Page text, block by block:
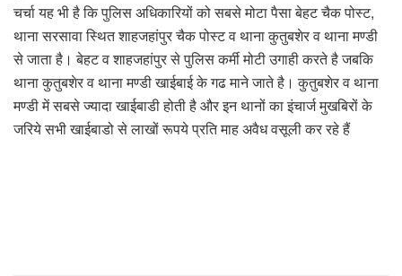
चर्चा यह भी है कि पुलिस अधिकारियों को सबसे मोटा पैसा बेहट चैक पोस्ट,
थाना सरसावा स्थित शाहजहांपुर चैक पोस्ट व थाना कुतुबशेर व थाना मण्डी
से जाता है। बेहट व शाहजहांपुर से पुलिस कर्मी मोटी उगाही करते है जबकि
थाना कुतुबशेर व थाना मण्डी खाईबाई के गढ माने जाते है। कुतुबशेर व थाना
मण्डी में सबसे ज्यादा खाईबाडी होती है और इन थानों का इंचार्ज मुखबिरों के
जरिये सभी खाईबाडो से लाखों रूपये प्रति माह अवैध वसूली कर रहे हैं